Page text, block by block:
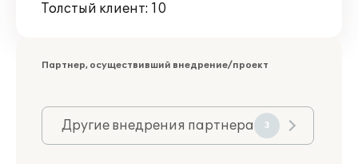
Толстый клиент: 10
Партнер, осуществивший внедрение/проект
Другие внедрения партнера 3